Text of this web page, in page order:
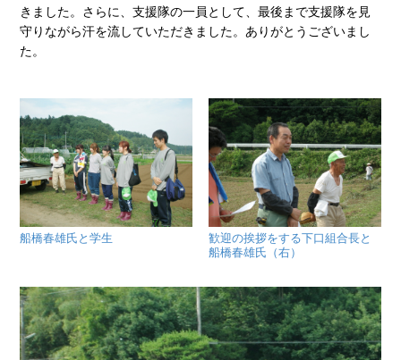
きました。さらに、支援隊の一員として、最後まで支援隊を見
守りながら汗を流していただきました。ありがとうございまし
た。
船橋春雄氏と学生
歓迎の挨拶をする下口組合長と
船橋春雄氏（右）